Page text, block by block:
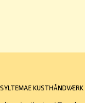
SYLTEMAE KUSTHÅNDVÆRK